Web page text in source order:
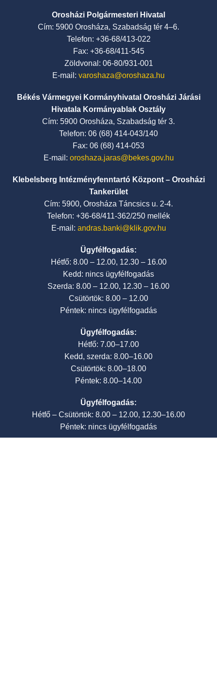
Orosházi Polgármesteri Hivatal
Cím: 5900 Orosháza, Szabadság tér 4–6.
Telefon: +36-68/413-022
Fax: +36-68/411-545
Zöldvonal: 06-80/931-001
E-mail: varoshaza@oroshaza.hu
Békés Vármegyei Kormányhivatal Orosházi Járási
Hivatala Kormányablak Osztály
Cím: 5900 Orosháza, Szabadság tér 3.
Telefon: 06 (68) 414-043/140
Fax: 06 (68) 414-053
E-mail: oroshaza.jaras@bekes.gov.hu
Klebelsberg Intézményfenntartó Központ – Orosházi
Tankerület
Cím: 5900, Orosháza Táncsics u. 2-4.
Telefon: +36-68/411-362/250 mellék
E-mail: andras.banki@klik.gov.hu
Ügyfélfogadás:
Hétfő: 8.00 – 12.00, 12.30 – 16.00
Kedd: nincs ügyfélfogadás
Szerda: 8.00 – 12.00, 12.30 – 16.00
Csütörtök: 8.00 – 12.00
Péntek: nincs ügyfélfogadás
Ügyfélfogadás:
Hétfő: 7.00–17.00
Kedd, szerda: 8.00–16.00
Csütörtök: 8.00–18.00
Péntek: 8.00–14.00
Ügyfélfogadás:
Hétfő – Csütörtök: 8.00 – 12.00, 12.30–16.00
Péntek: nincs ügyfélfogadás